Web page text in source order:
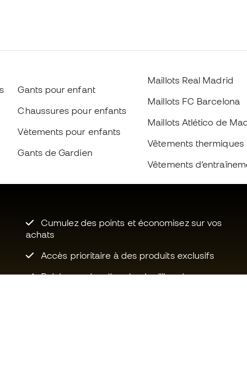
Gants pour enfant
Chaussures pour enfants
Vètements pour enfants
Gants de Gardien
Maillots Real Madrid
Maillots FC Barcelona
Maillots Atlético de
Vêtements thermiques
Vêtements
Cumulez des points et économisez sur vos
achats
Accès prioritaire à des produits exclusifs
Rejoignez plus d’un demi-million de